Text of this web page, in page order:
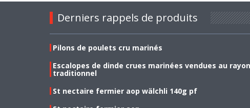
Derniers rappels de produits
Pilons de poulets cru marinés
Escalopes de dinde crues marinées vendues au rayon
traditionnel
St nectaire fermier aop wälchli 140g pf